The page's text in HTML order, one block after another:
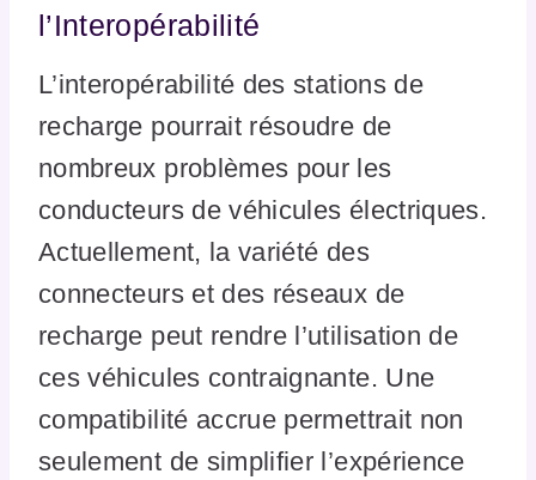
l’Interopérabilité
L’interopérabilité des stations de
recharge pourrait résoudre de
nombreux problèmes pour les
conducteurs de véhicules électriques.
Actuellement, la variété des
connecteurs et des réseaux de
recharge peut rendre l’utilisation de
ces véhicules contraignante. Une
compatibilité accrue permettrait non
seulement de simplifier l’expérience